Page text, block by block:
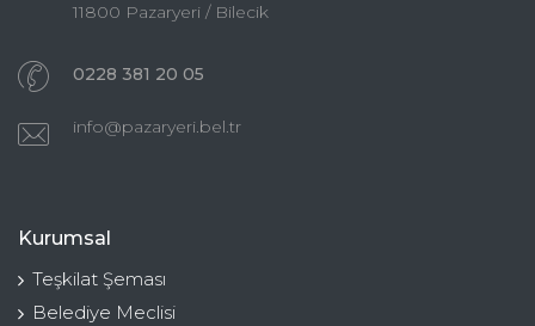
11800 Pazaryeri / Bilecik
0228 381 20 05
info@pazaryeri.bel.tr
Kurumsal
Teşkilat Şeması
Belediye Meclisi